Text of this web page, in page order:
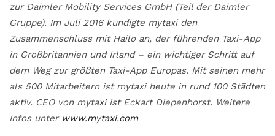
zur Daimler Mobility Services GmbH (Teil der Daimler
Gruppe). Im Juli 2016 kündigte mytaxi den
Zusammenschluss mit Hailo an, der führenden Taxi-App
in Großbritannien und Irland – ein wichtiger Schritt auf
dem Weg zur größten Taxi-App Europas. Mit seinen mehr
als 500 Mitarbeitern ist mytaxi heute in rund 100 Städten
aktiv. CEO von mytaxi ist Eckart Diepenhorst. Weitere
Infos unter www.mytaxi.com